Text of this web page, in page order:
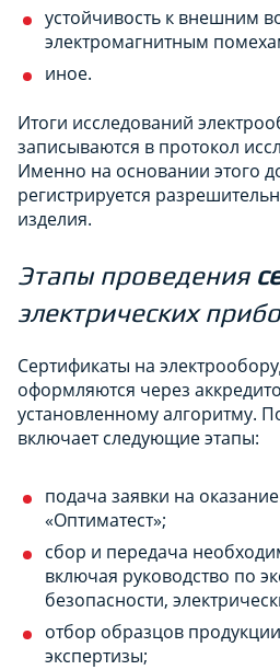
устойчивость к внешним
электромагнитным
иное.
Итоги исследований
записываются в протокол
Именно на основании этого
регистрируется
изделия.
Этапы проведения
электрических
Сертификаты на
оформляются через
установленному алгоритму.
включает следующие этапы:
подача заявки на
«Оптиматест»;
сбор и передача
включая руководство по
безопасности,
отбор образцов
экспертизы;